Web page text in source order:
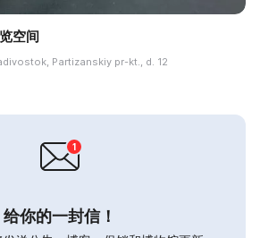
空间
Partizanskiy pr-kt., d. 12
给你的一封信！